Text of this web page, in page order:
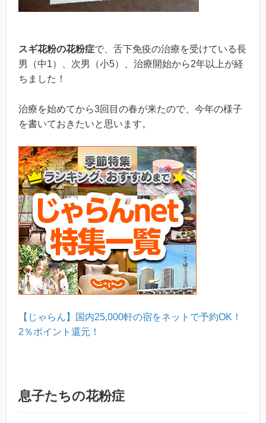
スギ花粉の花粉症で、舌下免疫の治療を受けている長
男（中1）、次男（小5）、治療開始から2年以上が経
ちました！
治療を始めてから3回目の春が来たので、今年の様子
を書いておきたいと思います。
【じゃらん】国内25,000軒の宿をネットで予約OK！
2％ポイント還元！
息子たちの花粉症